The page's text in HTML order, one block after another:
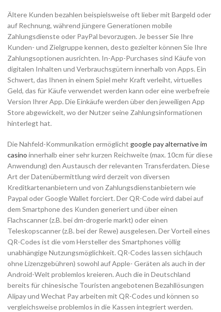
Ältere Kunden bezahlen beispielsweise oft lieber mit Bargeld oder
auf Rechnung, während jüngere Generationen mobile
Zahlungsdienste oder PayPal bevorzugen. Je besser Sie Ihre
Kunden- und Zielgruppe kennen, desto gezielter können Sie Ihre
Zahlungsoptionen ausrichten. In-App-Purchases sind Käufe von
digitalen Inhalten und Verbrauchsgütern innerhalb von Apps. Ein
Schwert, das Ihnen in einem Spiel mehr Kraft verleiht, virtuelles
Geld, das für Käufe verwendet werden kann oder eine werbefreie
Version Ihrer App. Die Einkäufe werden über den jeweiligen App
Store abgewickelt, wo der Nutzer seine Zahlungsinformationen
hinterlegt hat.
Die Nahfeld-Kommunikation ermöglicht google pay alternative im
casino innerhalb einer sehr kurzen Reichweite (max. 10cm für diese
Anwendung) den Austausch der relevanten Transferdaten. Diese
Art der Datenübermittlung wird derzeit von diversen
Kreditkartenanbietern und von Zahlungsdienstanbietern wie
Paypal oder Google Wallet forciert. Der QR-Code wird dabei auf
dem Smartphone des Kunden generiert und über einen
Flachscanner (z.B. bei dm-drogerie markt) oder einen
Teleskopscanner (z.B. bei der Rewe) ausgelesen. Der Vorteil eines
QR-Codes ist die vom Hersteller des Smartphones völlig
unabhängige Nutzungsmöglichkeit. QR-Codes lassen sich(auch
ohne Lizenzgebühren) sowohl auf Apple- Geräten als auch in der
Android-Welt problemlos kreieren. Auch die in Deutschland
bereits für chinesische Touristen angebotenen Bezahllösungen
Alipay und Wechat Pay arbeiten mit QR-Codes und können so
vergleichsweise problemlos in die Kassen integriert werden.